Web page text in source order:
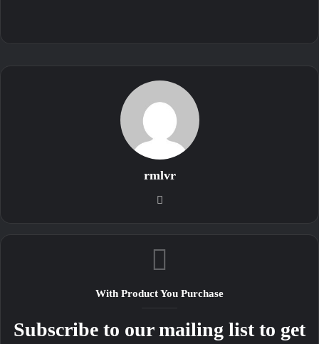
rmlvr
With Product You Purchase
Subscribe to our mailing list to get